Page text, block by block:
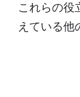
これらの役
えている他